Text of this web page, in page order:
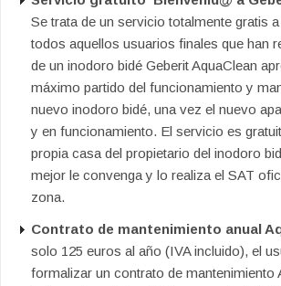
Se trata de un servicio totalmente gratis
todos aquellos usuarios finales que han
de un inodoro bidé Geberit AquaClean
máximo partido del funcionamiento y
nuevo inodoro bidé, una vez el nuevo
y en funcionamiento. El servicio es
propia casa del propietario del inodoro
mejor le convenga y lo realiza el SAT
zona.
Contrato de mantenimiento anual
solo 125 euros al año (IVA incluido), el
formalizar un contrato de mantenimiento